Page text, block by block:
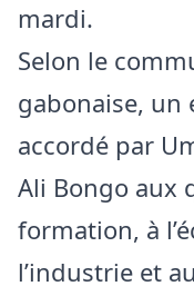
mardi.
Selon le
gabonaise, un
accordé par
Ali Bongo aux
formation, à
l’industrie et